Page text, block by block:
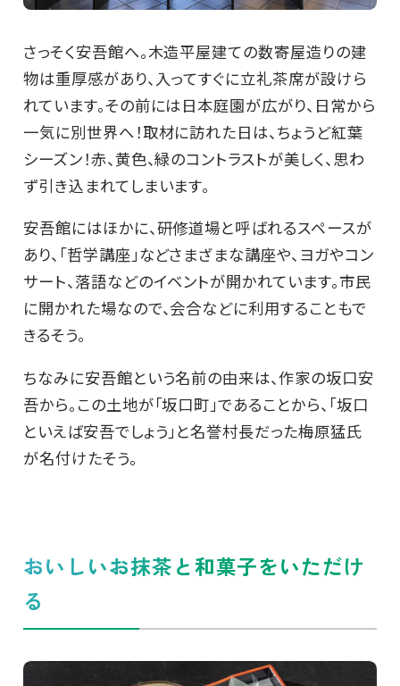
さっそく安吾館へ。木造平屋建ての数寄屋造りの建
物は重厚感があり、入ってすぐに立礼茶席が設けら
れています。その前には日本庭園が広がり、日常から
一気に別世界へ！取材に訪れた日は、ちょうど紅葉
シーズン！赤、黄色、緑のコントラストが美しく、思わ
ず引き込まれてしまいます。
安吾館にはほかに、研修道場と呼ばれるスペースが
あり、「哲学講座」などさまざまな講座や、ヨガやコン
サート、落語などのイベントが開かれています。市民
に開かれた場なので、会合などに利用することもで
きるそう。
ちなみに安吾館という名前の由来は、作家の坂口安
吾から。この土地が「坂口町」であることから、「坂口
といえば安吾でしょう」と名誉村長だった梅原猛氏
が名付けたそう。
おいしいお抹茶と和菓子をいただけ
る